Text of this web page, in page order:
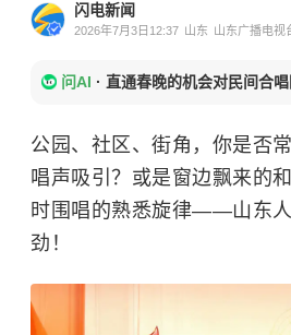
闪电新闻
2026年7月3日12:37 山东 山东广播电视
问AI · 直通春晚的机会对民间合唱
公园、社区、街角，你是否
唱声吸引？或是窗边飘来的
时围唱的熟悉旋律——山东
劲！